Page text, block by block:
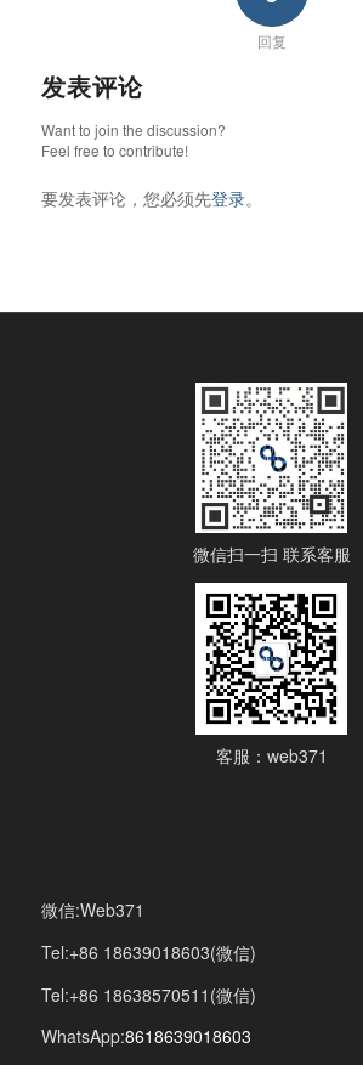
回复
发表评论
Want to join the discussion?
Feel free to contribute!
要发表评论，您必须先登录。
微信扫一扫 联系客服
客服：web371
微信:Web371
Tel:+86 18639018603(微信)
Tel:+86 18638570511(微信)
WhatsApp:8618639018603